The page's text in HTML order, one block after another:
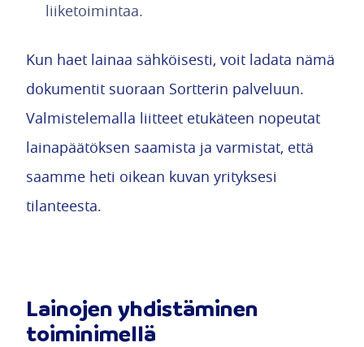
liiketoimintaa.
Kun haet lainaa sähköisesti, voit ladata nämä
dokumentit suoraan Sortterin palveluun.
Valmistelemalla liitteet etukäteen nopeutat
lainapäätöksen saamista ja varmistat, että
saamme heti oikean kuvan yrityksesi
tilanteesta.
Lainojen yhdistäminen
toiminimellä